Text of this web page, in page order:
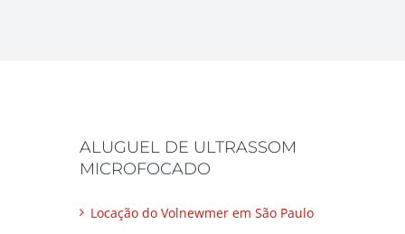
ALUGUEL DE ULTRASSOM
MICROFOCADO
Locação do Volnewmer em São Paulo